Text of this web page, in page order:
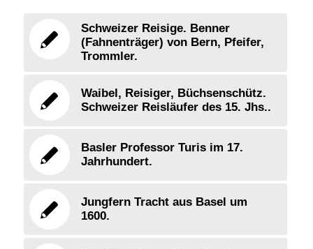
Schweizer Reisige. Benner
(Fahnenträger) von Bern, Pfeifer,
Trommler.
Waibel, Reisiger, Büchsenschütz.
Schweizer Reisläufer des 15. Jhs..
Basler Professor Turis im 17.
Jahrhundert.
Jungfern Tracht aus Basel um
1600.